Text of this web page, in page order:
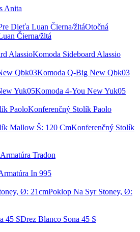
Anita
Otočná
Čierna/žltá
Komoda Sideboard Alassio
Komoda Q-Big New Qbk03
Komoda 4-You New Yuk05
Konferenčný Stolík Paolo
Konferenčný Stolík
Armatúra Tradon
In 995
Poklop Na Syr Stoney, Ø:
Drez Blanco Sona 45 S